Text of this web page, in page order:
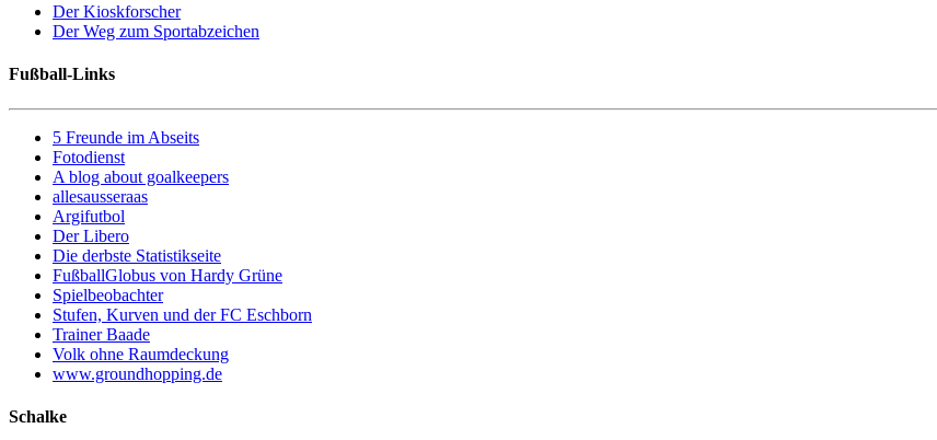
Der Kioskforscher
Der Weg zum Sportabzeichen
Fußball-Links
5 Freunde im Abseits
Fotodienst
A blog about goalkeepers
allesausseraas
Argifutbol
Der Libero
Die derbste Statistikseite
FußballGlobus von Hardy Grüne
Spielbeobachter
Stufen, Kurven und der FC Eschborn
Trainer Baade
Volk ohne Raumdeckung
www.groundhopping.de
Schalke